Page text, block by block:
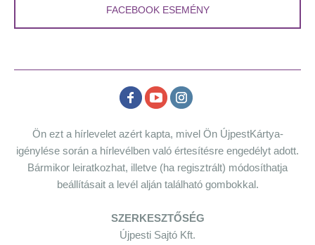
FACEBOOK ESEMÉNY
Ön ezt a hírlevelet azért kapta, mivel Ön ÚjpestKártya-
igénylése során a hírlevélben való értesítésre engedélyt adott.
Bármikor leiratkozhat, illetve (ha regisztrált) módosíthatja
beállításait a levél alján található gombokkal.
SZERKESZTŐSÉG
Újpesti Sajtó Kft.